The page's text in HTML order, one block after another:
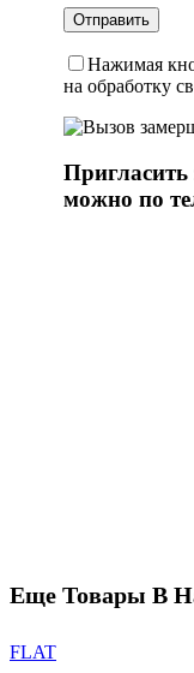
Нажимая
на обработку
можно по
Еще Товары В
FLAT